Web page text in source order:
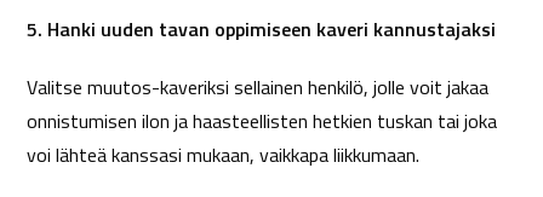
5. Hanki uuden tavan oppimiseen kaveri kannustajaksi
Valitse muutos-kaveriksi sellainen henkilö, jolle voit jakaa
onnistumisen ilon ja haasteellisten hetkien tuskan tai joka
voi lähteä kanssasi mukaan, vaikkapa liikkumaan.